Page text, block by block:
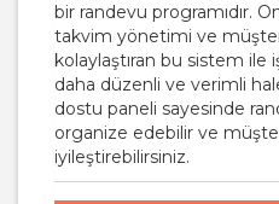
bir randevu programıdır.
takvim yönetimi ve
kolaylaştıran bu sistem ile
daha düzenli ve verimli
dostu paneli sayesinde
organize edebilir ve
iyileştirebilirsiniz.